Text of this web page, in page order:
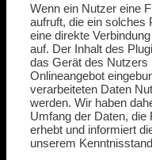
Wenn ein Nutzer eine
aufruft, die ein solches
eine direkte
auf. Der Inhalt des
das Gerät des Nutzers
Onlineangebot
verarbeiteten Daten
werden. Wir haben
Umfang der Daten, die
erhebt und informiert
unserem